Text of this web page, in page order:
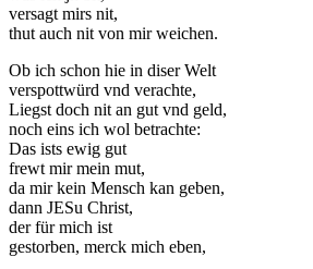
versagt mirs nit,
thut auch nit von mir weichen.
Ob ich schon hie in diser Welt
verspottwürd vnd verachte,
Liegst doch nit an gut vnd geld,
noch eins ich wol betrachte:
Das ists ewig gut
frewt mir mein mut,
da mir kein Mensch kan geben,
dann JESu Christ,
der für mich ist
gestorben, merck mich eben,
verbessern.
Erfahrung
Damit unsere
Website
während
Ihres Besuchs
so gut wie
möglich
funktioniert.
Wenn Sie
diese Cookies